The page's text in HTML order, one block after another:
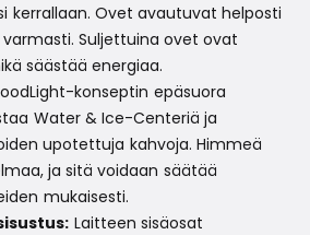
kerrallaan. Ovet avautuvat helposti
Suljettuina ovet ovat
säästää energiaa.
konseptin epäsuora
Water & Ice-Centeriä ja
upotettuja kahvoja. Himmeä
ja sitä voidaan säätää
mukaisesti.
Laitteen sisäosat